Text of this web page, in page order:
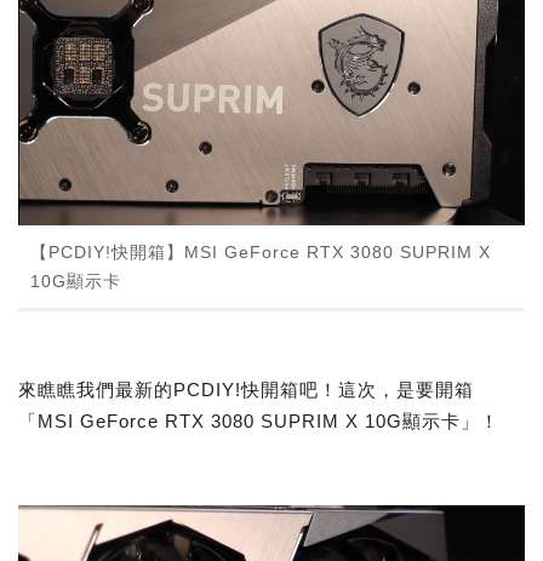
【PCDIY!快開箱】MSI GeForce RTX 3080 SUPRIM X
10G顯示卡
來瞧瞧我們最新的PCDIY!快開箱吧！這次，是要開箱
「MSI GeForce RTX 3080 SUPRIM X 10G顯示卡」！